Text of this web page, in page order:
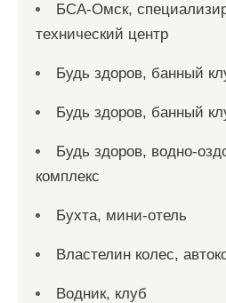
БСА-Омск,
технический центр
Будь здоров, банный
Будь здоров, банный
Будь здоров, водно-
комплекс
Бухта, мини-отель
Властелин колес,
Водник, клуб